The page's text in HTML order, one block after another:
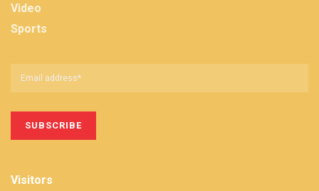
Video
Sports
Visitors